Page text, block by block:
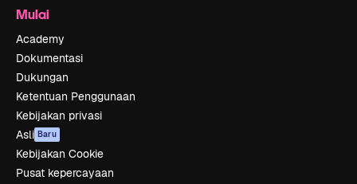
Mulai
Academy
Dokumentasi
Dukungan
Ketentuan Penggunaan
Kebijakan privasi
Asli Baru
Kebijakan Cookie
Pusat kepercayaan